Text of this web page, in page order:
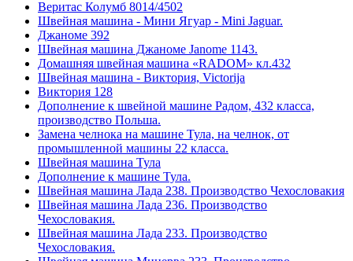
Веритас Колумб 8014/4502
Швейная машина - Мини Ягуар - Mini Jaguar.
Джаноме 392
Швейная машина Джаноме Janome 1143.
Домашняя швейная машина «RADOM» кл.432
Швейная машина - Виктория, Victorija
Виктория 128
Дополнение к швейной машине Радом, 432 класса,
производство Польша.
Замена челнока на машине Тула, на челнок, от
промышленной машины 22 класса.
Швейная машина Тула
Дополнение к машине Тула.
Швейная машина Лада 238. Производство Чехословакия
Швейная машина Лада 236. Производство
Чехословакия.
Швейная машина Лада 233. Производство
Чехословакия.